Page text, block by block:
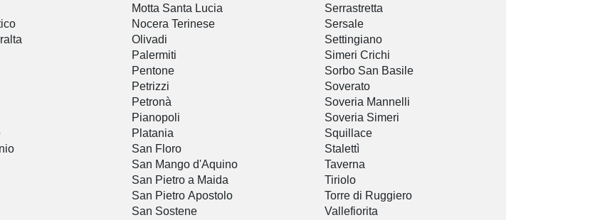
Motta Santa Lucia
Nocera Terinese
Olivadi
Palermiti
Pentone
Petrizzi
Petronà
Pianopoli
Platania
San Floro
San Mango d'Aquino
San Pietro a Maida
San Pietro Apostolo
San Sostene
Serrastretta
Sersale
Settingiano
Simeri Crichi
Sorbo San Basile
Soverato
Soveria Mannelli
Soveria Simeri
Squillace
Stalettì
Taverna
Tiriolo
Torre di Ruggiero
Vallefiorita